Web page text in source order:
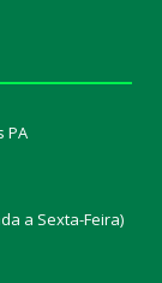
PA
a Sexta-Feira)